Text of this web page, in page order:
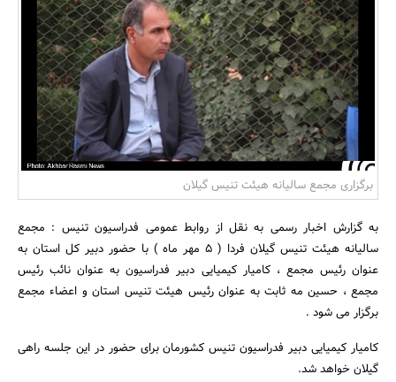
بانک، بیمه و سرمایه
مسکن و ساختمان
برگزاری مجمع سالیانه هیئت تنیس گیلان
به گزارش اخبار رسمی به نقل از روابط عمومی فدراسیون تنیس : مجمع
سالیانه هیئت تنیس گیلان فردا ( 5 مهر ماه ) با حضور دبیر کل استان به
عنوان رئیس مجمع ، کامیار کیمیایی دبیر فدراسیون به عنوان نائب رئیس
مجمع ، حسین مه ثابت به عنوان رئیس هیئت تنیس استان و اعضاء مجمع
برگزار می شود .
کامیار کیمیایی دبیر فدراسیون تنیس کشورمان برای حضور در این جلسه راهی
گیلان خواهد شد.